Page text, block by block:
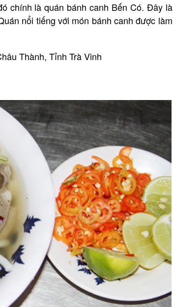
chính là quán bánh canh Bến Có. Đây là
nổi tiếng với món bánh canh được làm
Thành, Tỉnh Trà Vinh